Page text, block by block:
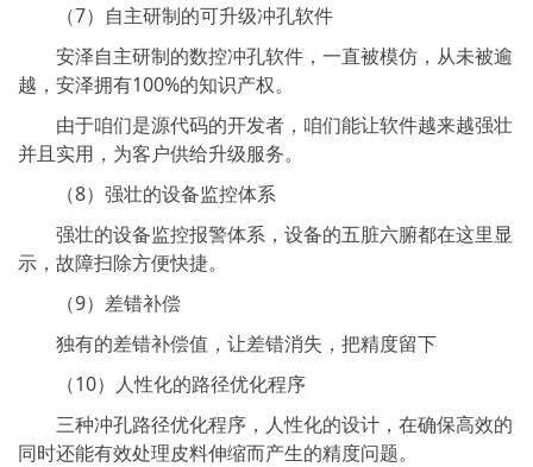
（7）自主研制的可升级冲孔软件
安泽自主研制的数控冲孔软件，一直被模仿，从未被逾
越，安泽拥有100%的知识产权。
由于咱们是源代码的开发者，咱们能让软件越来越强壮
并且实用，为客户供给升级服务。
（8）强壮的设备监控体系
强壮的设备监控报警体系，设备的五脏六腑都在这里显
示，故障扫除方便快捷。
（9）差错补偿
独有的差错补偿值，让差错消失，把精度留下
（10）人性化的路径优化程序
三种冲孔路径优化程序，人性化的设计，在确保高效的
同时还能有效处理皮料伸缩而产生的精度问题。